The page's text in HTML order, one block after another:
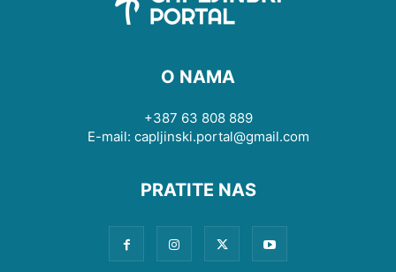
O NAMA
+387 63 808 889
E-mail: capljinski.portal@gmail.com
PRATITE NAS